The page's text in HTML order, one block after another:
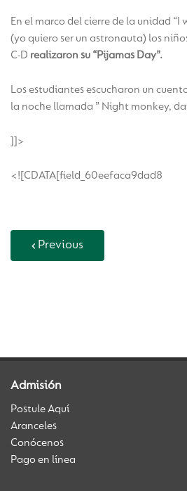
En el marco del cierre de la unidad
(yo quiero ser un astronauta) los
C-D realizaron su “Pijamas Day”.
Los estudiantes escucharon un
la noche llamada ” Night monkey,
]]>
<![CDATA[field_60eefaca9dad8
Previous
Admisión
Postule Aquí
Aranceles
Conócenos
Pago en línea